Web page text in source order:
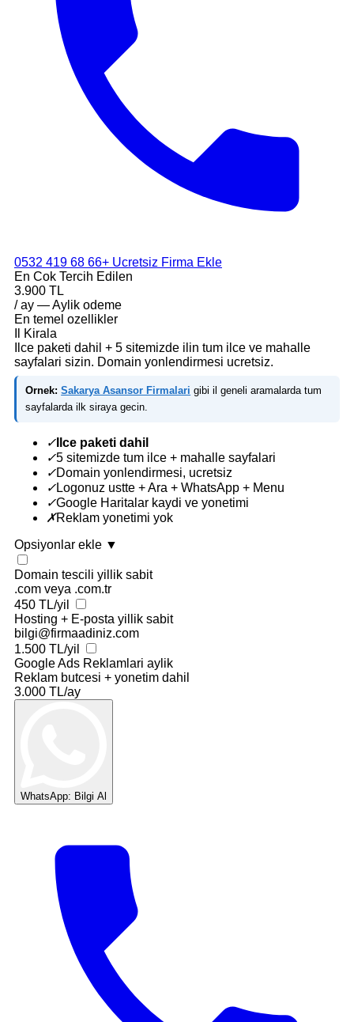
0532 419 68 66+ Ucretsiz Firma Ekle
En Cok Tercih Edilen
3.900 TL
/ ay — Aylik odeme
En temel ozellikler
Il Kirala
Ilce paketi dahil + 5 sitemizde ilin tum ilce ve mahalle
sayfalari sizin. Domain yonlendirmesi ucretsiz.
Ornek: Sakarya Asansor Firmalari gibi il geneli aramalarda tum
sayfalarda ilk siraya gecin.
✓ Ilce paketi dahil
✓5 sitemizde tum ilce + mahalle sayfalari
✓Domain yonlendirmesi, ucretsiz
✓Logonuz ustte + Ara + WhatsApp + Menu
✓Google Haritalar kaydi ve yonetimi
✗Reklam yonetimi yok
Opsiyonlar ekle ▼
Domain tescili yillik sabit
.com veya .com.tr
450 TL/yil
Hosting + E-posta yillik sabit
bilgi@firmaadiniz.com
1.500 TL/yil
Google Ads Reklamlari aylik
Reklam butcesi + yonetim dahil
3.000 TL/ay
WhatsApp: Bilgi Al